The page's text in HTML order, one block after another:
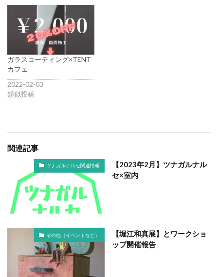
ガラスコーティング×TENT
カフェ
2022-02-03
類似投稿
関連記事
ツナガルナルセ関連情報
【2023年2月】ツナガルナル
セ×室内
その他（イベントなど）
【堀江和真展】とワークショ
ップ開催報告